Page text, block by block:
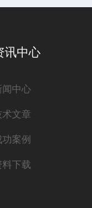
讯中心
闻中心
术文章
功案例
料下载